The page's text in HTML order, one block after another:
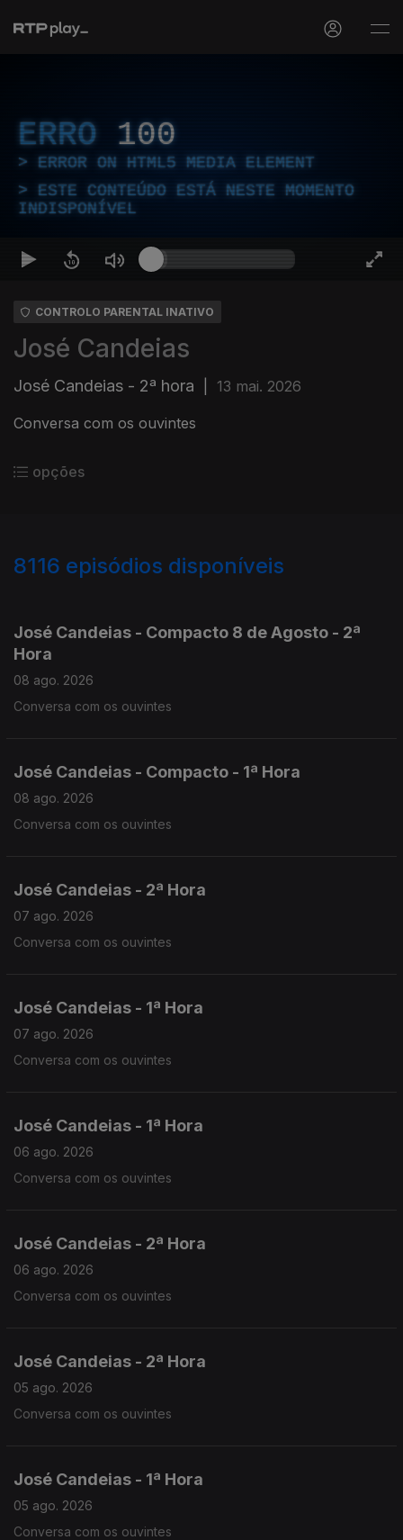
ERRO 100
ERROR ON HTML5 MEDIA ELEMENT
ESTE CONTEÚDO ESTÁ NESTE MOMENTO
INDISPONÍVEL
CONTROLO PARENTAL INATIVO
José Candeias
José Candeias - 2ª hora 13 mai. 2026
Conversa com os ouvintes
opções
8116 episódios disponíveis
José Candeias - Compacto 8 de Agosto - 2ª
Hora
08 ago. 2026
Conversa com os ouvintes
José Candeias - Compacto - 1ª Hora
08 ago. 2026
Conversa com os ouvintes
José Candeias - 2ª Hora
07 ago. 2026
Conversa com os ouvintes
José Candeias - 1ª Hora
07 ago. 2026
Conversa com os ouvintes
José Candeias - 1ª Hora
06 ago. 2026
Conversa com os ouvintes
José Candeias - 2ª Hora
06 ago. 2026
Conversa com os ouvintes
José Candeias - 2ª Hora
05 ago. 2026
Conversa com os ouvintes
José Candeias - 1ª Hora
05 ago. 2026
Conversa com os ouvintes